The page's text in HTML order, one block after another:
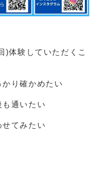
)体験していただくこ
かり確かめたい
も通いたい
せてみたい